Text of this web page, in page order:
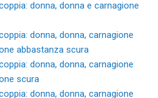
coppia: donna, donna e carnagione
coppia: donna, donna, carnagione
abbastanza scura
coppia: donna, donna, carnagione
scura
coppia: donna, donna, carnagione